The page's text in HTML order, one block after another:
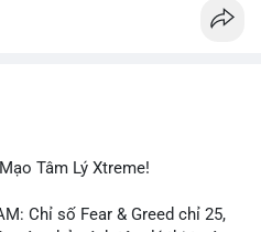
diễn biến thị trường và các
Tâm Lý Xtreme!
Chỉ số Fear & Greed chỉ 25,